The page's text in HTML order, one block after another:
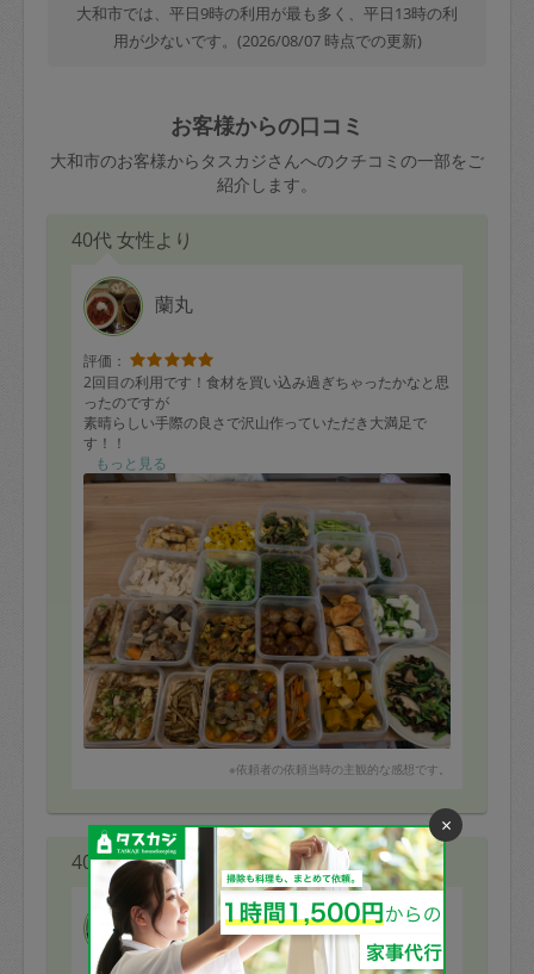
大和市では、平日9時の利用が最も多く、平日13時の利
用が少ないです。(2026/08/07 時点での更新)
お客様からの口コミ
大和市のお客様からタスカジさんへのクチコミの一部をご
紹介します。
40代 女性より
蘭丸
評価：
2回目の利用です！食材を買い込み過ぎちゃったかなと思
ったのですが
素晴らしい手際の良さで沢山作っていただき大満足で
す！！
味もどれもすごく美味しく、感動します。
息子はカジキマグロをカレー粉でやいたやつときんぴら
がとくに気に入ったようです♫
かぼちゃにレーズンをいれたものもすごく美味しかった
自分では思いつかないアイディア料理を作ってくださる
のでとても楽しめました
沢山作っていただいたので一部冷凍にまわしました。
定期的にお願いしたいと思っています！またよろしくお
願いいたします
もっと見る
※依頼者の依頼当時の主観的な感想です。
40代 女性より
TOMOKO
×